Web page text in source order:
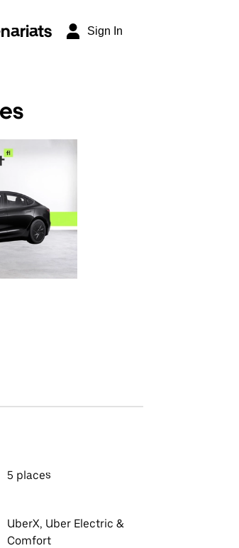
Sign In
5 places
UberX, Uber Electric &
Comfort